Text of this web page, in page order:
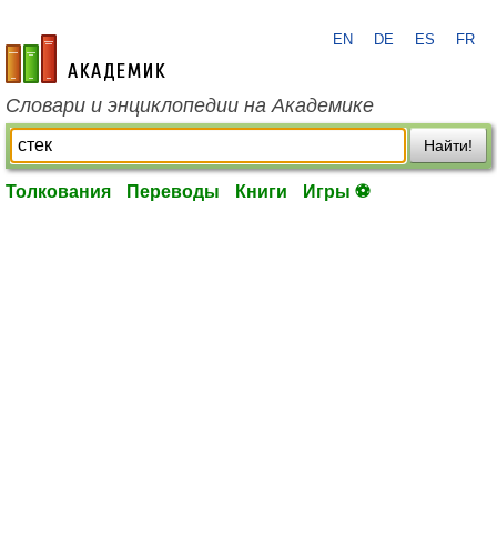
academic.ru
EN DE ES FR
Словари и энциклопедии на Академике
Найти!
Толкования Переводы Книги Игры ⚽